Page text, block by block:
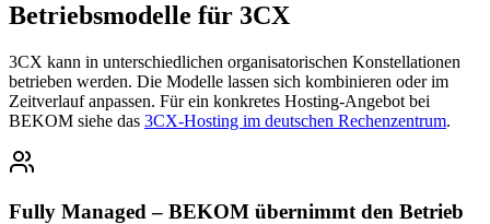
Betriebsmodelle für 3CX
3CX kann in unterschiedlichen organisatorischen Konstellationen
betrieben werden. Die Modelle lassen sich kombinieren oder im
Zeitverlauf anpassen. Für ein konkretes Hosting-Angebot bei
BEKOM siehe das 3CX-Hosting im deutschen Rechenzentrum.
Fully Managed – BEKOM übernimmt den Betrieb